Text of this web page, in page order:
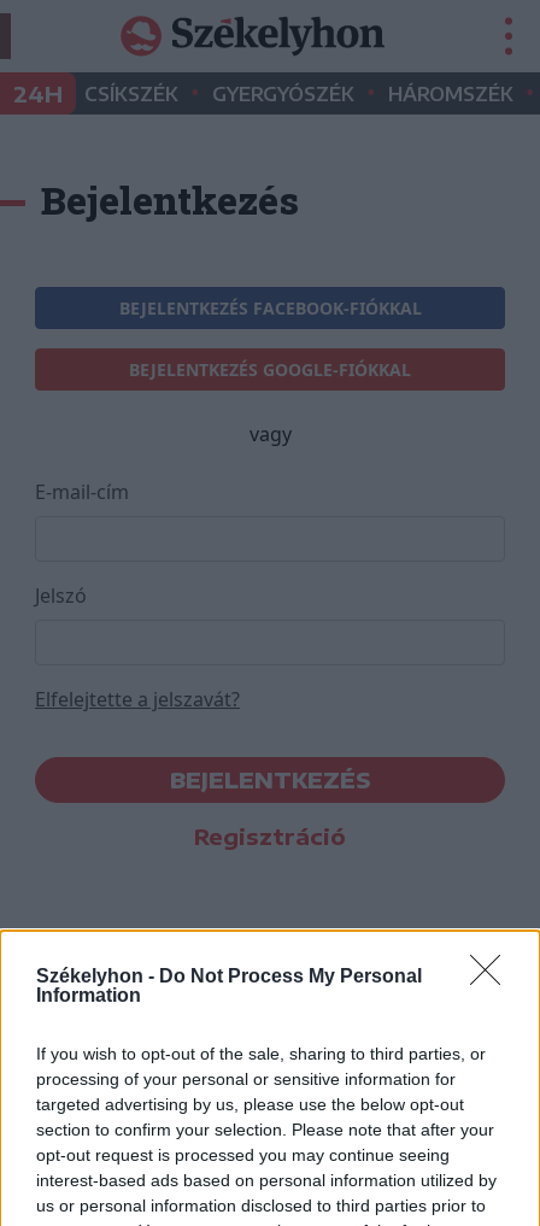
Székelyhon - Do Not Process My Personal
Information
If you wish to opt-out of the sale, sharing to third parties, or
processing of your personal or sensitive information for
targeted advertising by us, please use the below opt-out
section to confirm your selection. Please note that after your
opt-out request is processed you may continue seeing
interest-based ads based on personal information utilized by
us or personal information disclosed to third parties prior to
24H CSÍKSZÉK • GYERGYÓSZÉK • HÁROMSZÉK •
Bejelentkezés
BEJELENTKEZÉS FACEBOOK-FIÓKKAL
BEJELENTKEZÉS GOOGLE-FIÓKKAL
vagy
E-mail-cím
Jelszó
Elfelejtette a jelszavát?
BEJELENTKEZÉS
Regisztráció
Hasznos
Impresszum